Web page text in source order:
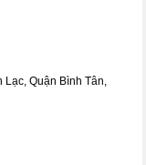
Quận Bình Tân,